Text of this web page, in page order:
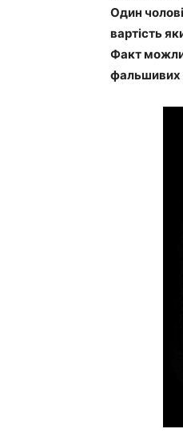
Один
вартість
Факт
фальшивих